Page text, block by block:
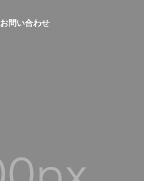
お問い合わせ